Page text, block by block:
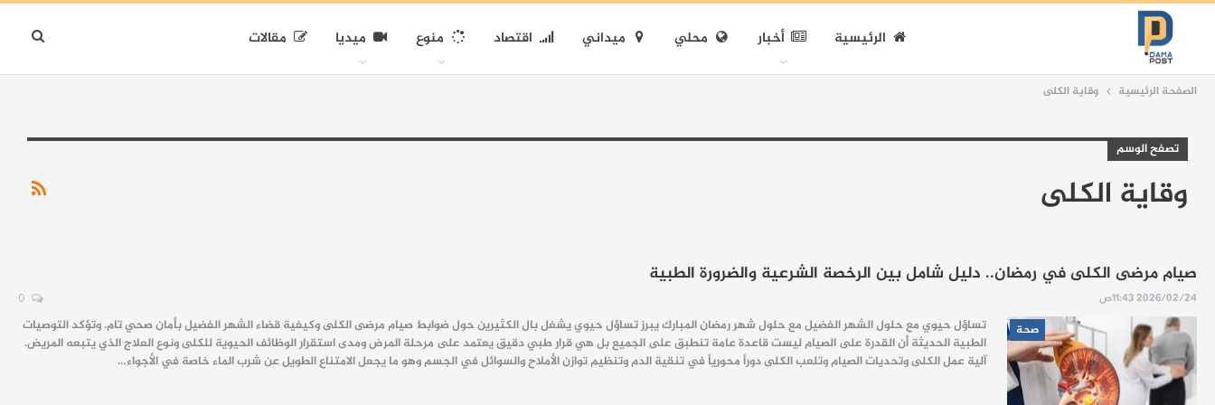
الرئيسية أخبار محلي ميداني اقتصاد منوع ميديا مقالات
الصفحة الرئيسية وقاية الكلى
تصفح الوسم
وقاية الكلى
صيام مرضى الكلى في رمضان.. دليل شامل بين الرخصة الشرعية والضرورة الطبية
2026/02/24 11:43ص
صحة
تساؤل حيوي مع حلول الشهر الفضيل مع حلول شهر رمضان المبارك يبرز تساؤل حيوي يشغل بال الكثيرين حول ضوابط صيام مرضى الكلى وكيفية قضاء الشهر الفضيل بأمان صحي تام. وتؤكد التوصيات
الطبية الحديثة أن القدرة على الصيام ليست قاعدة عامة تنطبق على الجميع بل هي قرار طبي دقيق يعتمد على مرحلة المرض ومدى استقرار الوظائف الحيوية للكلى ونوع العلاج الذي يتبعه المريض.
آلية عمل الكلى وتحديات الصيام وتلعب الكلى دوراً محورياً في تنقية الدم وتنظيم توازن الأملاح والسوائل في الجسم وهو ما يجعل الامتناع الطويل عن شرب الماء خاصة في الأجواء…